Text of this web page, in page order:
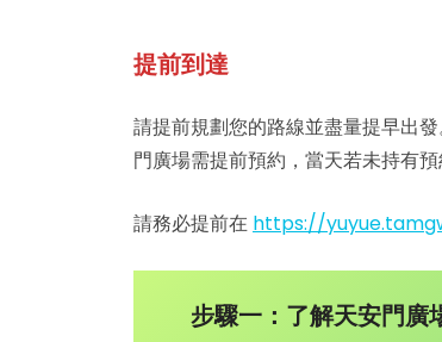
提前到達
請提前規劃您的路線並盡量提早出
門廣場需提前預約，當天若未持有
請務必提前在 https://
步驟一：了解天安門廣